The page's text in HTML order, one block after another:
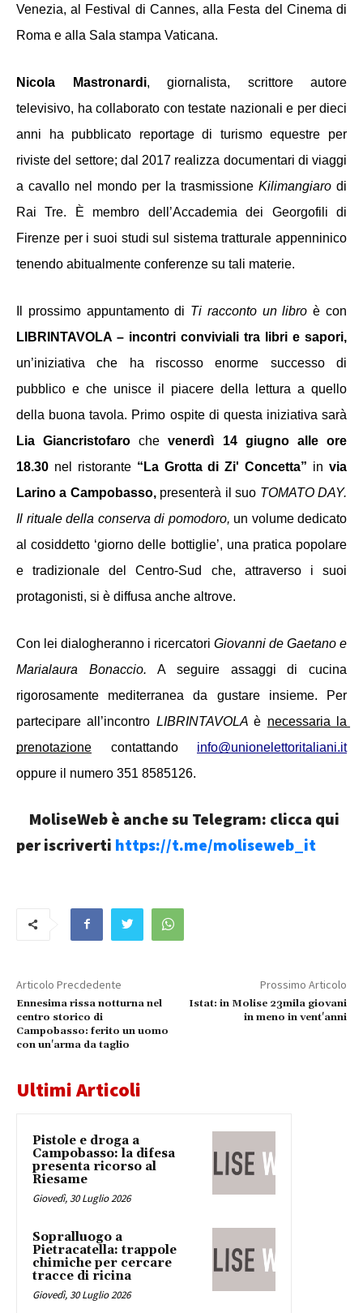
Venezia, al Festival di Cannes, alla Festa del Cinema di
Roma e alla Sala stampa Vaticana.
Nicola Mastronardi, giornalista, scrittore autore
televisivo, ha collaborato con testate nazionali e per dieci
anni ha pubblicato reportage di turismo equestre per
riviste del settore; dal 2017 realizza documentari di viaggi
a cavallo nel mondo per la trasmissione Kilimangiaro di
Rai Tre. È membro dell’Accademia dei Georgofili di
Firenze per i suoi studi sul sistema tratturale appenninico
tenendo abitualmente conferenze su tali materie.
Il prossimo appuntamento di Ti racconto un libro
un’iniziativa che ha riscosso enorme successo di
pubblico e che unisce il piacere della lettura a quello
Lia Giancristofaro che venerdì 14 giugno
alle ore
18.30 nel ristorante “La Grotta di Zi' Concetta” in via
Larino a Campobasso, presenterà il suo TOMATO DAY.
Il rituale della conserva di pomodoro, un volume dedicato
al cosiddetto ‘giorno delle bottiglie’, una pratica popolare
e tradizionale del Centro-Sud che, attraverso i suoi
protagonisti, si è diffusa anche altrove.
Con lei dialogheranno i ricercatori Giovanni de Gaetano e
Marialaura Bonaccio. A seguire assaggi di cucina
rigorosamente mediterranea da gustare insieme.
Per
partecipare all’incontro LIBRINTAVOLA è necessaria la
prenotazione contattando info@unionelettoritaliani.it
oppure il numero 351 8585126.
MoliseWeb è anche su Telegram: clicca qui
per iscriverti https://t.me/moliseweb_it
Articolo Precdedente
Ennesima rissa notturna nel
centro storico di
Campobasso: ferito un uomo
con un'arma da taglio
Prossimo Articolo
Istat: in Molise 23mila giovani
in meno in vent'anni
Ultimi Articoli
Pistole e droga a
Campobasso: la difesa
presenta ricorso al
Riesame
Giovedì, 30 Luglio 2026
Sopralluogo a
Pietracatella: trappole
chimiche per cercare
tracce di ricina
Giovedì, 30 Luglio 2026